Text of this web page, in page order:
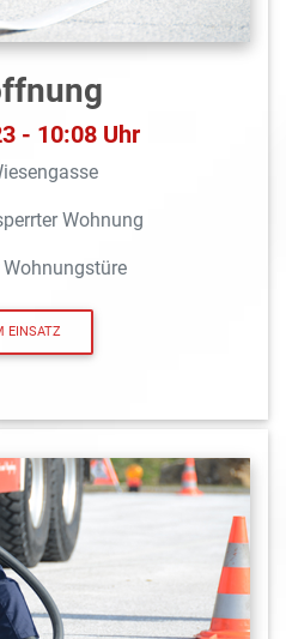
- 10:08 Uhr
Wohnung
EINSATZ